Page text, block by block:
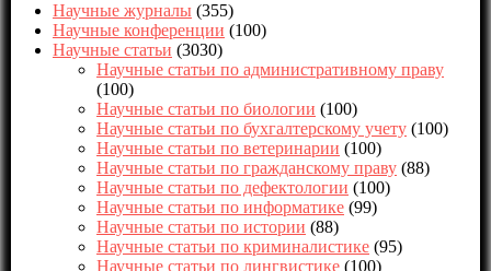
Научные журналы (355)
Научные конференции (100)
Научные статьи (3030)
Научные статьи по административному праву
(100)
Научные статьи по биологии (100)
Научные статьи по бухгалтерскому учету (100)
Научные статьи по ветеринарии (100)
Научные статьи по гражданскому праву (88)
Научные статьи по дефектологии (100)
Научные статьи по информатике (99)
Научные статьи по истории (88)
Научные статьи по криминалистике (95)
Научные статьи по лингвистике (100)